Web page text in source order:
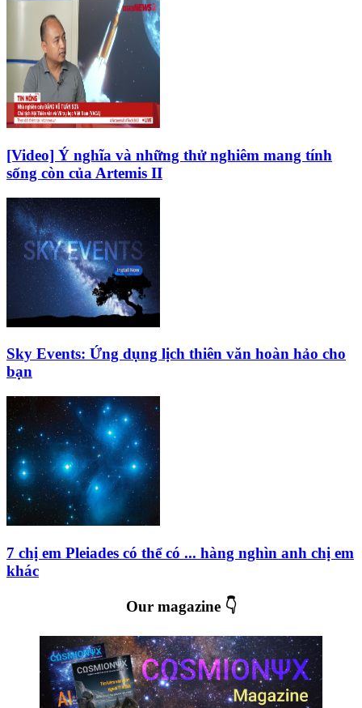
[Video] Ý nghĩa và những thử nghiêm mang tính
sống còn của Artemis II
Sky Events: Ứng dụng lịch thiên văn hoàn hảo cho
bạn
7 chị em Pleiades có thể có ... hàng nghìn anh chị em
khác
Our magazine 👇